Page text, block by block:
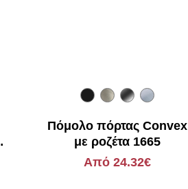
Πόμολο πόρτας Convex
με ροζέτα 1665
Από 24.32€